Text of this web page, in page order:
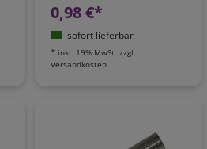
0,98 €*
sofort lieferbar
* inkl. 19% MwSt. zzgl.
Versandkosten